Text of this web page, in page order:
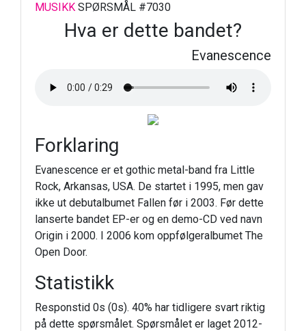
MUSIKK SPØRSMÅL #7030
Hva er dette bandet?
Evanescence
Forklaring
Evanescence er et gothic metal-band fra Little
Rock, Arkansas, USA. De startet i 1995, men gav
ikke ut debutalbumet Fallen før i 2003. Før dette
lanserte bandet EP-er og en demo-CD ved navn
Origin i 2000. I 2006 kom oppfølgeralbumet The
Open Door.
Statistikk
Responstid 0s (0s). 40% har tidligere svart riktig
på dette spørsmålet. Spørsmålet er laget 2012-